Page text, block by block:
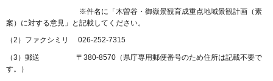
※件名に「木曽谷・御嶽景観育成重点地域景観計画（素
案）に対する意見」と記載してください。
（2）ファクシミリ 026-252-7315
（3）郵送 〒380-8570（県庁専用郵便番号のため住所は記載不要で
す。）